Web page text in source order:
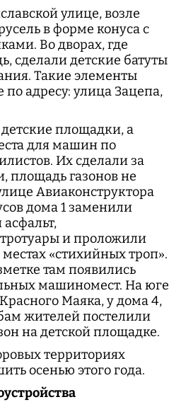
улице, возле
в форме конуса с
Во дворах, где
сделали детские батуты
Такие элементы
адресу: улица Зацепа,
площадки, а
для машин по
Их сделали за
площадь газонов не
Авиаконструктора
дома 1 заменили
и проложили
«стихийных троп».
там появились
машиномест. На юге
Маяка, у дома 4,
жителей постелили
на детской площадке.
территориях
осенью этого года.